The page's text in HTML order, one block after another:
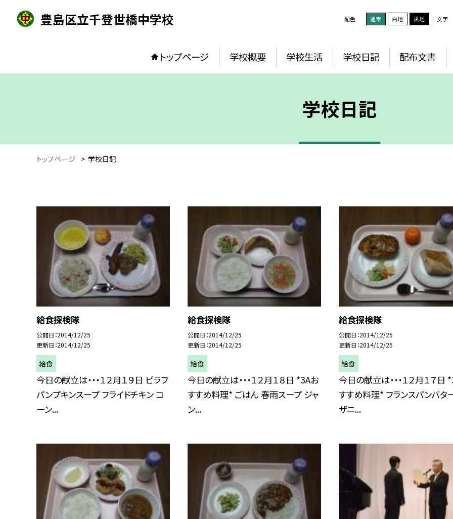
豊島区立千登世橋中学校 配色 通常 白地 黒地 文字
トップページ 学校概要 学校生活 学校日記 配布文書
学校日記
トップページ > 学校日記
給食探検隊
公開日 2014/12/25
更新日 2014/12/25
給食
今日の献立は・・・１２月１９日 ピラフ
パンプキンスープ フライドチキン コ
ーン...
給食探検隊
公開日 2014/12/25
更新日 2014/12/25
給食
今日の献立は・・・１２月１８日 *3Aお
すすめ料理* ごはん 春雨スープ ジャ
ン...
給食探検隊
公開日 2014/12/25
更新日 2014/12/25
給食
今日の献立は・・・１２月１７日
すすめ料理* フランスパンバタ
ザニ...